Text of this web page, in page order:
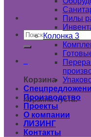
Корзина
Корзина пуста.
Пилы
Колонка 3
Производство
Проекты
О компании
ЛИЗИНГ
Контакты